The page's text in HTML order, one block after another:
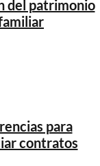
del patrimonio
para
contratos